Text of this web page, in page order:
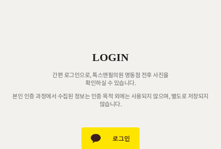
LOGIN
간편 로그인으로, 톡스앤필의원 명동점 전후 사진을
확인하실 수 있습니다.
본인 인증 과정에서 수집된 정보는 인증 목적 외에는 사용되지 않으며, 별도로 저장되지
않습니다.